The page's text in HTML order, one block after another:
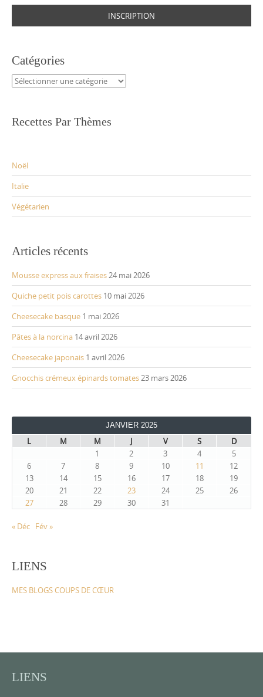
Catégories
Catégories
Recettes Par Thèmes
Noël
Italie
Végétarien
Articles récents
Mousse express aux fraises24 mai 2026
Quiche petit pois carottes 10 mai 2026
Cheesecake basque 1 mai 2026
Pâtes à la norcina 14 avril 2026
Cheesecake japonais 1 avril 2026
Gnocchis crémeux épinards tomates23 mars 2026
JANVIER 2025
L M M J V S
D
1
2 3 4
5
6
7 8 9 10 11
12
13
14 15 16 17 18
19
20
21 22 23 24 25
26
27
28 29 30 31
« Déc Fév »
LIENS
MES BLOGS COUPS DE CŒUR
LIENS